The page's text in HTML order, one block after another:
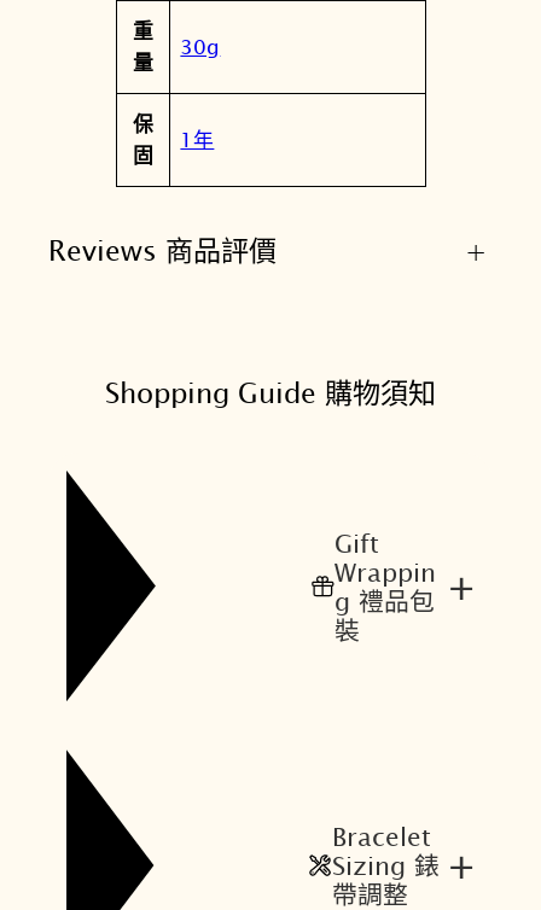
重
量
30g
保
固
1年
Reviews 商品評價 +
Shopping Guide 購物須知
Gift
Wrappin
g 禮品包
裝
+
Bracelet
Sizing 錶
帶調整
+